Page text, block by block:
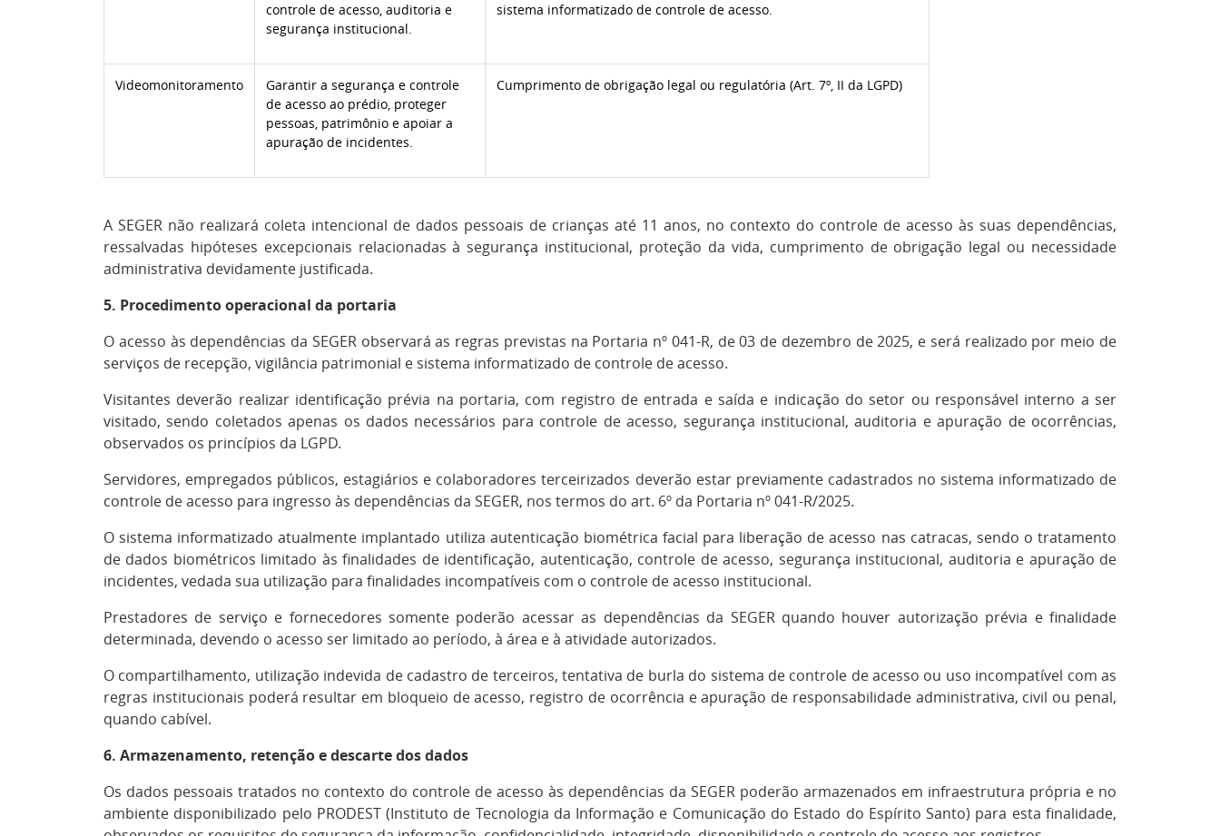
controle de acesso, auditoria e
segurança institucional.
sistema informatizado de controle de acesso.
Videomonitoramento
Garantir a segurança e controle
de acesso ao prédio, proteger
pessoas, patrimônio e apoiar a
apuração de incidentes.
Cumprimento de obrigação legal ou regulatória (Art. 7º, II da LGPD)
A SEGER não realizará coleta intencional de dados pessoais de crianças até 11 anos, no contexto do controle de acesso às suas dependências,
ressalvadas hipóteses excepcionais relacionadas à segurança institucional, proteção da vida, cumprimento de obrigação legal ou necessidade
administrativa devidamente justificada.
5. Procedimento operacional da portaria
O acesso às dependências da SEGER observará as regras previstas na Portaria nº 041-R, de 03 de dezembro de 2025, e será realizado por meio de
serviços de recepção, vigilância patrimonial e sistema informatizado de controle de acesso.
Visitantes deverão realizar identificação prévia na portaria, com registro de entrada e saída e indicação do setor ou responsável interno a ser
visitado, sendo coletados apenas os dados necessários para controle de acesso, segurança institucional, auditoria e apuração de ocorrências,
observados os princípios da LGPD.
Servidores, empregados públicos, estagiários e colaboradores terceirizados deverão estar previamente cadastrados no sistema informatizado de
controle de acesso para ingresso às dependências da SEGER, nos termos do art. 6º da Portaria nº 041-R/2025.
O sistema informatizado atualmente implantado utiliza autenticação biométrica facial para liberação de acesso nas catracas, sendo o tratamento
de dados biométricos limitado às finalidades de identificação, autenticação, controle de acesso, segurança institucional, auditoria e apuração de
incidentes, vedada sua utilização para finalidades incompatíveis com o controle de acesso institucional.
Prestadores de serviço e fornecedores somente poderão acessar as dependências da SEGER quando houver autorização prévia e finalidade
determinada, devendo o acesso ser limitado ao período, à área e à atividade autorizados.
O compartilhamento, utilização indevida de cadastro de terceiros, tentativa de burla do sistema de controle de acesso ou uso incompatível com as
regras institucionais poderá resultar em bloqueio de acesso, registro de ocorrência e apuração de responsabilidade administrativa, civil ou penal,
quando cabível.
6. Armazenamento, retenção e descarte dos dados
Os dados pessoais tratados no contexto do controle de acesso às dependências da SEGER poderão armazenados em infraestrutura própria e no
ambiente disponibilizado pelo PRODEST (Instituto de Tecnologia da Informação e Comunicação do Estado do Espírito Santo) para esta finalidade,